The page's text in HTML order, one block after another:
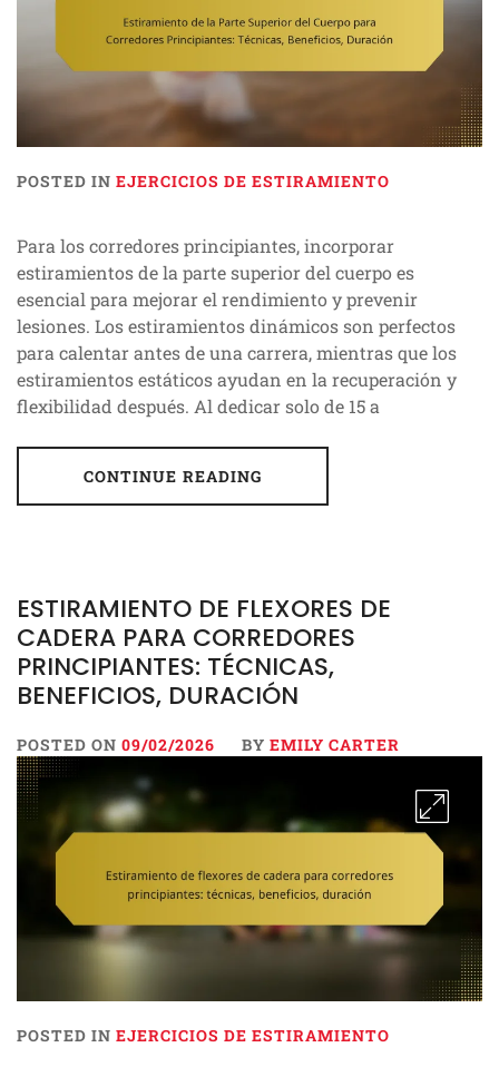
POSTED IN EJERCICIOS DE ESTIRAMIENTO
Para los corredores principiantes, incorporar
estiramientos de la parte superior del cuerpo es
esencial para mejorar el rendimiento y prevenir
lesiones. Los estiramientos dinámicos son perfectos
para calentar antes de una carrera, mientras que los
estiramientos estáticos ayudan en la recuperación y
flexibilidad después. Al dedicar solo de 15 a
CONTINUE READING
ESTIRAMIENTO DE FLEXORES DE
CADERA PARA CORREDORES
PRINCIPIANTES: TÉCNICAS,
BENEFICIOS, DURACIÓN
POSTED ON 09/02/2026 BY EMILY CARTER
POSTED IN EJERCICIOS DE ESTIRAMIENTO